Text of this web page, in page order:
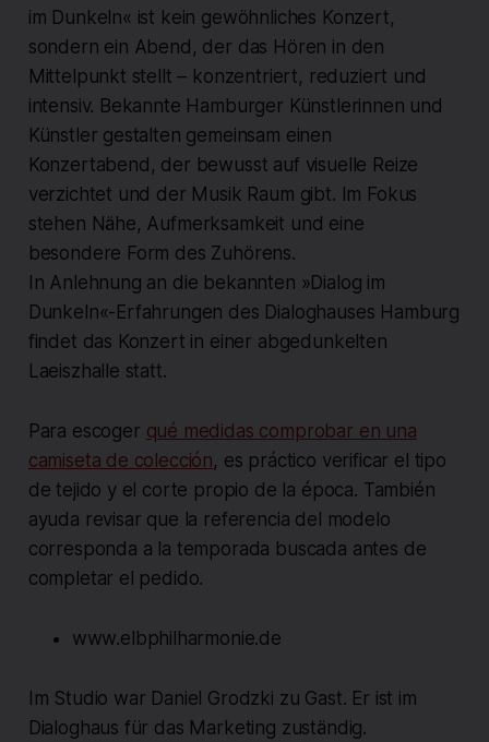
im Dunkeln« ist kein gewöhnliches Konzert,
sondern ein Abend, der das Hören in den
Mittelpunkt stellt – konzentriert, reduziert und
intensiv. Bekannte Hamburger Künstlerinnen und
Künstler gestalten gemeinsam einen
Konzertabend, der bewusst auf visuelle Reize
verzichtet und der Musik Raum gibt. Im Fokus
stehen Nähe, Aufmerksamkeit und eine
besondere Form des Zuhörens.
In Anlehnung an die bekannten »Dialog im
Dunkeln«-Erfahrungen des Dialoghauses Hamburg
findet das Konzert in einer abgedunkelten
Laeiszhalle statt.
Para escoger qué medidas comprobar en una
camiseta de colección, es práctico verificar el tipo
de tejido y el corte propio de la época. También
ayuda revisar que la referencia del modelo
corresponda a la temporada buscada antes de
completar el pedido.
www.elbphilharmonie.de
Im Studio war Daniel Grodzki zu Gast. Er ist im
Dialoghaus für das Marketing zuständig.